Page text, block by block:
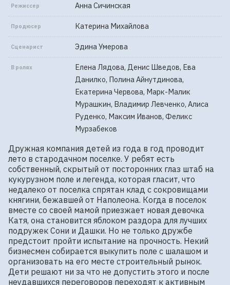
Режиссер Анна Сичинская
Продюсер Катерина Михайлова
Сценарист Эдина Умерова
В ролях
Елена Лядова, Денис Шведов, Ева
Данилко, Полина Айнутдинова,
Екатерина Червова, Марк-Малик
Мурашкин, Владимир Левченко, Алиса
Руденко, Максим Иванов, Феликс
Мурзабеков
Дружная компания детей из года в год проводит
лето в стародачном поселке. У ребят есть
собственный, скрытый от посторонних глаз штаб на
кукурузном поле и легенда, которая гласит, что
недалеко от поселка спрятан клад с сокровищами
княгини, бежавшей от Наполеона. Когда в поселок
вместе со своей мамой приезжает новая девочка
Катя, она становится яблоком раздора для лучших
подружек Сони и Дашки. Но не только дружбе
предстоит пройти испытание на прочность. Некий
бизнесмен собирается выкупить поле с шалашом и
организовать на его месте строительный рынок.
Дети решают ни за что не допустить этого и после
неудавшихся переговоров переходят к активным